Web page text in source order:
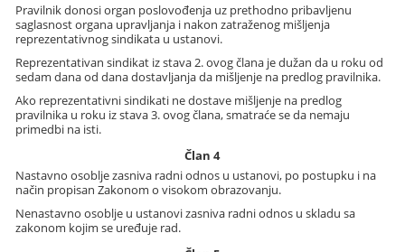
Pravilnik donosi organ poslovođenja uz prethodno pribavljenu
saglasnost organa upravljanja i nakon zatraženog mišljenja
reprezentativnog sindikata u ustanovi.
Reprezentativan sindikat iz stava 2. ovog člana je dužan da u roku od
sedam dana od dana dostavljanja da mišljenje na predlog pravilnika.
Ako reprezentativni sindikati ne dostave mišljenje na predlog
pravilnika u roku iz stava 3. ovog člana, smatraće se da nemaju
primedbi na isti.
Član 4
Nastavno osoblje zasniva radni odnos u ustanovi, po postupku i na
način propisan Zakonom o visokom obrazovanju.
Nenastavno osoblje u ustanovi zasniva radni odnos u skladu sa
zakonom kojim se uređuje rad.